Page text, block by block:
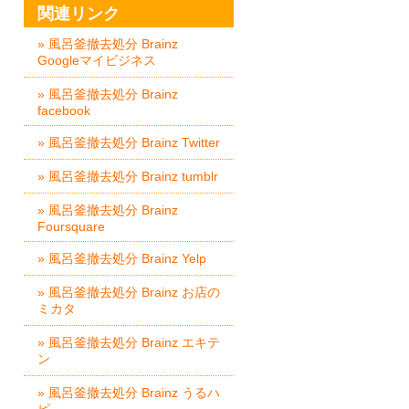
関連リンク
» 風呂釜撤去処分 Brainz
Googleマイビジネス
» 風呂釜撤去処分 Brainz
facebook
» 風呂釜撤去処分 Brainz Twitter
» 風呂釜撤去処分 Brainz tumblr
» 風呂釜撤去処分 Brainz
Foursquare
» 風呂釜撤去処分 Brainz Yelp
» 風呂釜撤去処分 Brainz お店の
ミカタ
» 風呂釜撤去処分 Brainz エキテ
ン
» 風呂釜撤去処分 Brainz うるハ